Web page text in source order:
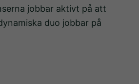
jobbar aktivt på att
duo jobbar på